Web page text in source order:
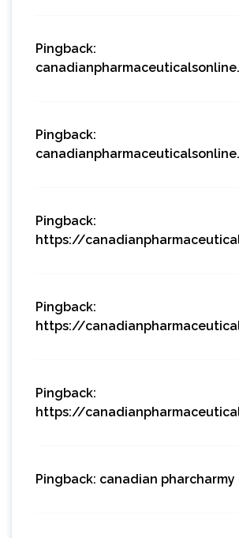
Pingback:
Pingback:
Pingback:
https://
Pingback:
https://
Pingback:
https://
Pingback: canadian pharcharmy